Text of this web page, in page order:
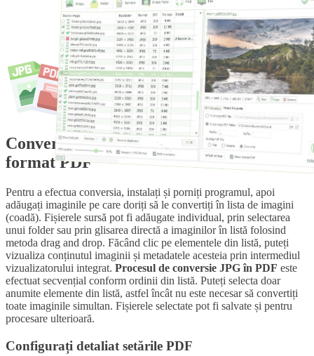
Conversia în lot a imaginilor JPG în
format PDF
Pentru a efectua conversia, instalați și porniți programul, apoi
adăugați imaginile pe care doriți să le convertiți în lista de imagini
(coadă). Fișierele sursă pot fi adăugate individual, prin selectarea
unui folder sau prin glisarea directă a imaginilor în listă folosind
metoda drag and drop. Făcând clic pe elementele din listă, puteți
vizualiza conținutul imaginii și metadatele acesteia prin intermediul
vizualizatorului integrat. Procesul de conversie JPG în PDF este
efectuat secvențial conform ordinii din listă. Puteți selecta doar
anumite elemente din listă, astfel încât nu este necesar să convertiți
toate imaginile simultan. Fișierele selectate pot fi salvate și pentru
procesare ulterioară.
Configurați detaliat setările PDF